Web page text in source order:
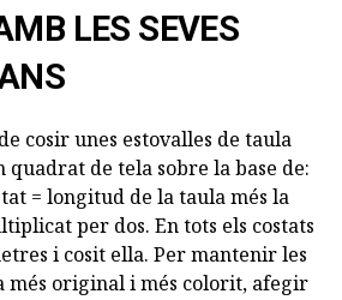
LES SEVES
cosir unes estovalles de taula
de tela sobre la base de:
= longitud de la taula més la
per dos. En tots els costats
i cosit ella. Per mantenir les
més original i més colorit, afegir